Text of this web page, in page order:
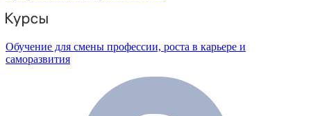
Обучение для смены профессии, роста в карьере и
саморазвития